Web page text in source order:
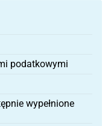
podatkowymi
wypełnione